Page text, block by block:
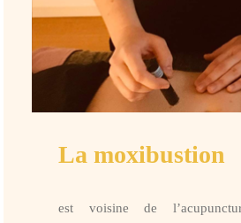
La moxibustion
est voisine de